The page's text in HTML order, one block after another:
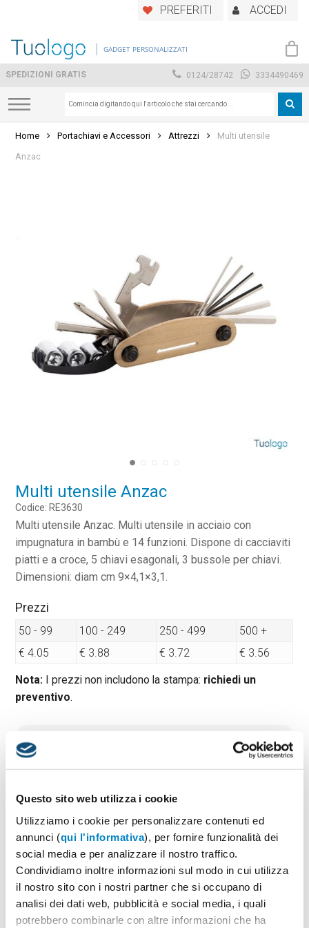
Questo sito web utilizza i cookie
Utilizziamo i cookie per personalizzare contenuti ed
annunci (qui l'informativa), per fornire funzionalità dei
social media e per analizzare il nostro traffico.
Condividiamo inoltre informazioni sul modo in cui utilizza
il nostro sito con i nostri partner che si occupano di
analisi dei dati web, pubblicità e social media, i quali
potrebbero combinarle con altre informazioni che ha
main
PREFERITI ACCEDI
GADGET PERSONALIZZATI
SPEDIZIONI GRATIS 0124/28742 3334490469
Home Portachiavi e Accessori Attrezzi
Multi utensile
Anzac
Multi utensile Anzac
Codice: RE3630
Multi utensile Anzac. Multi utensile in acciaio con
impugnatura in bambù e 14 funzioni. Dispone di cacciaviti
piatti e a croce, 5 chiavi esagonali, 3 bussole per chiavi.
Dimensioni: diam cm 9×4,1×3,1.
Prezzi
50 - 99 100 - 249 250 - 499
500 +
€ 4.05
€ 3.88 € 3.72 € 3.56
Nota: I prezzi non includono la stampa: richiedi un
preventivo.
Quantità minima:
Tempi di consegna standard:
Dimensioni:diam cm 9×4,1×3,1
PREVENTIVO & BOZZA GRATUITA
Potrai indicare successivamente la suddivisione per
taglie e colore